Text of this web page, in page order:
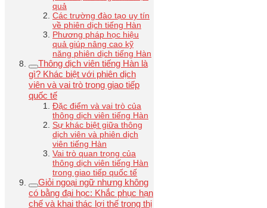
quả
Các trường đào tạo uy tín
về phiên dịch tiếng Hàn
Phương pháp học hiệu
quả giúp nâng cao kỹ
năng phiên dịch tiếng Hàn
Thông dịch viên tiếng Hàn là
gì? Khác biệt với phiên dịch
viên và vai trò trong giao tiếp
quốc tế
Đặc điểm và vai trò của
thông dịch viên tiếng Hàn
Sự khác biệt giữa thông
dịch viên và phiên dịch
viên tiếng Hàn
Vai trò quan trọng của
thông dịch viên tiếng Hàn
trong giao tiếp quốc tế
Giỏi ngoại ngữ nhưng không
có bằng đại học: Khắc phục hạn
chế và khai thác lợi thế trong thị